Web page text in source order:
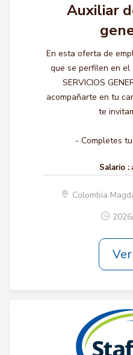
Auxiliar
En esta oferta de
que se perfilen en el
SERVICIOS
acompañarte en tu
te
- Completes
Salario :
Colombia